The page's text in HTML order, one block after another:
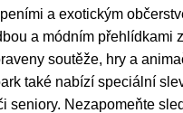
a exotickým
a módním přehlídkami
soutěže, hry a
také nabízí speciální
seniory. Nezapomeňte